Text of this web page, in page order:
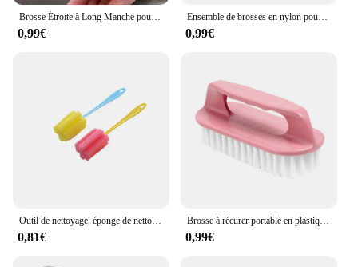
Brosse Étroite à Long Manche pour Livres, Portable, Gap BiSantos, Outil de Cuisine Domestique, Petite, 2 Pièces/Ensemble
0,99€
Ensemble de brosses en nylon pour livres ménagers, bouteille en paille, brosses pour livres de cuisine, kit de poils, tube de bouteille, nettoyant de lavage de paille, 10 pièces
0,99€
Outil de nettoyage, éponge de nettoyage, brosse de cuisine, nettoyant pour bouteille de lait, tasse, outil de lavage en verre 1 pièce
0,81€
Brosse à récurer portable en plastique à poils durs, vêtements de blanchisserie, chaussures, livres à main, cuisine, 1 pièce
0,99€